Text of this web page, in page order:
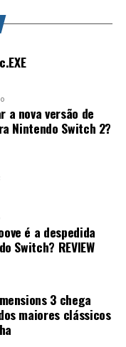
um spin-off,
passo para a
a nova versão de
Nintendo Switch 2?
é a despedida
Switch? REVIEW
3 chega
maiores clássicos